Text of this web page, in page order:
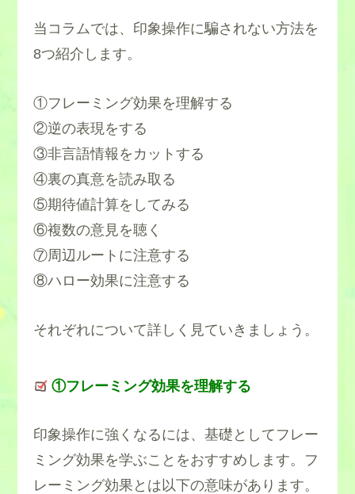
当コラムでは、印象操作に騙されない方法を
8つ紹介します。
①フレーミング効果を理解する
②逆の表現をする
③非言語情報をカットする
④裏の真意を読み取る
⑤期待値計算をしてみる
⑥複数の意見を聴く
⑦周辺ルートに注意する
⑧ハロー効果に注意する
それぞれについて詳しく見ていきましょう。
①フレーミング効果を理解する
印象操作に強くなるには、基礎としてフレー
ミング効果を学ぶことをおすすめします。フ
レーミング効果とは以下の意味があります。